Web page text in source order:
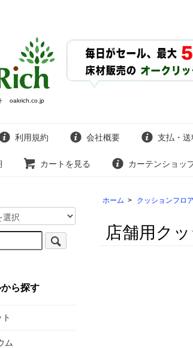
oakrich.co.jp
利用規約 会社概要 支払・
カートを見る カーテンショッ
ホーム > クッションフロア
店舗用ク
ら探す
ム